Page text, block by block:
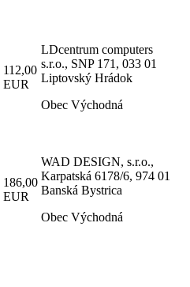
112,00
EUR
LDcentrum computers
s.r.o., SNP 171, 033 01
Liptovský Hrádok
Obec Východná
186,00
EUR
WAD DESIGN, s.r.o.,
Karpatská 6178/6, 974 01
Banská Bystrica
Obec Východná